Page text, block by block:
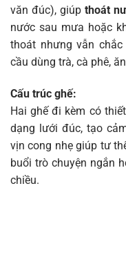
văn đúc), giúpthoát
nước sau mưa hoặc
thoát nhưng vẫn
cầu dùng trà, cà phê,
Cấu trúc ghế:
Hai ghế đi kèm có
dạng lưới đúc, tạo
vịn cong nhẹ giúp tư
buổi trò chuyện ngắn
chiều.